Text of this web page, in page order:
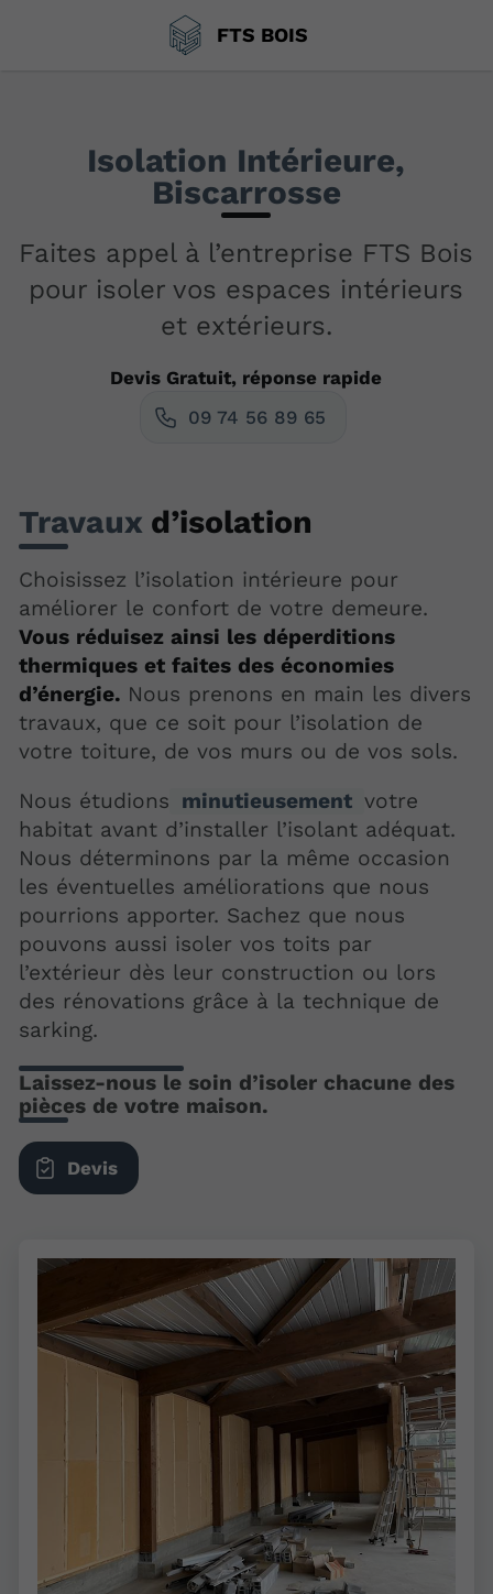
FTS BOIS
Isolation Intérieure,
Biscarrosse
Faites appel à l’entreprise FTS Bois
pour isoler vos espaces intérieurs
et extérieurs.
Devis Gratuit, réponse rapide
09 74 56 89 65
Travaux d’isolation
Choisissez l’isolation intérieure pour
améliorer le confort de votre demeure.
Vous réduisez ainsi les déperditions
thermiques et faites des économies
d’énergie. Nous prenons en main les divers
travaux, que ce soit pour l’isolation de
votre toiture, de vos murs ou de vos sols.
Nous étudions minutieusement votre
habitat avant d’installer l’isolant adéquat.
Nous déterminons par la même occasion
les éventuelles améliorations que nous
pourrions apporter. Sachez que nous
pouvons aussi isoler vos toits par
l’extérieur dès leur construction ou lors
des rénovations grâce à la technique de
sarking.
Laissez-nous le soin d’isoler chacune des
pièces de votre maison.
Devis